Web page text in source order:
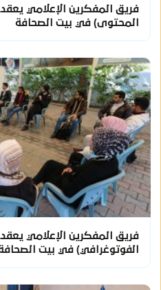
فريق المفكرين الإعلامي
المحتوى) في بيت الصحافة
فريق المفكرين الإعلامي
الفوتوغرافي) في بيت